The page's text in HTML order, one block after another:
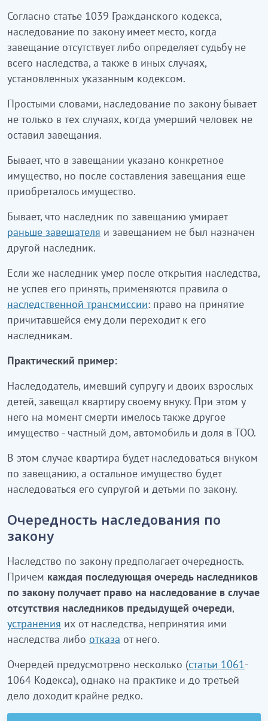
Согласно статье 1039 Гражданского кодекса,
наследование по закону имеет место, когда
завещание отсутствует либо определяет судьбу не
всего наследства, а также в иных случаях,
установленных указанным кодексом.
Простыми словами, наследование по закону бывает
не только в тех случаях, когда умерший человек не
оставил завещания.
Бывает, что в завещании указано конкретное
имущество, но после составления завещания еще
приобреталось имущество.
Бывает, что наследник по завещанию умирает
раньше завещателя и завещанием не был назначен
другой наследник.
Если же наследник умер после открытия наследства,
не успев его принять, применяются правила о
наследственной трансмиссии: право на принятие
причитавшейся ему доли переходит к его
наследникам.
Практический пример:
Наследодатель, имевший супругу и двоих взрослых
детей, завещал квартиру своему внуку. При этом у
него на момент смерти имелось также другое
имущество - частный дом, автомобиль и доля в ТОО.
В этом случае квартира будет наследоваться внуком
по завещанию, а остальное имущество будет
наследоваться его супругой и детьми по закону.
Очередность наследования по
закону
Наследство по закону предполагает очередность.
Причем каждая последующая очередь наследников
по закону получает право на наследование в случае
отсутствия наследников предыдущей очереди,
устранения их от наследства, непринятия ими
наследства либо отказа от него.
Очередей предусмотрено несколько (статьи 1061-
1064 Кодекса), однако на практике и до третьей
дело доходит крайне редко.